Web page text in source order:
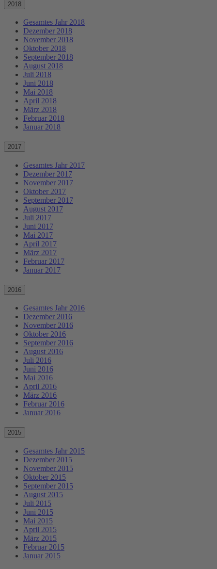
2018
Gesamtes Jahr 2018
Dezember 2018
November 2018
Oktober 2018
September 2018
August 2018
Juli 2018
Juni 2018
Mai 2018
April 2018
März 2018
Februar 2018
Januar 2018
2017
Gesamtes Jahr 2017
Dezember 2017
November 2017
Oktober 2017
September 2017
August 2017
Juli 2017
Juni 2017
Mai 2017
April 2017
März 2017
Februar 2017
Januar 2017
2016
Gesamtes Jahr 2016
Dezember 2016
November 2016
Oktober 2016
September 2016
August 2016
Juli 2016
Juni 2016
Mai 2016
April 2016
März 2016
Februar 2016
Januar 2016
2015
Gesamtes Jahr 2015
Dezember 2015
November 2015
Oktober 2015
September 2015
August 2015
Juli 2015
Juni 2015
Mai 2015
April 2015
März 2015
Februar 2015
Januar 2015